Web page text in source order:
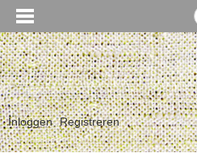
Inloggen Registreren